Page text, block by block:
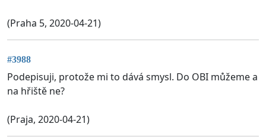
(Praha 5, 2020-04-21)
#3988
Podepisuji, protože mi to dává smysl. Do OBI můžeme a
na hřiště ne?
(Praja, 2020-04-21)